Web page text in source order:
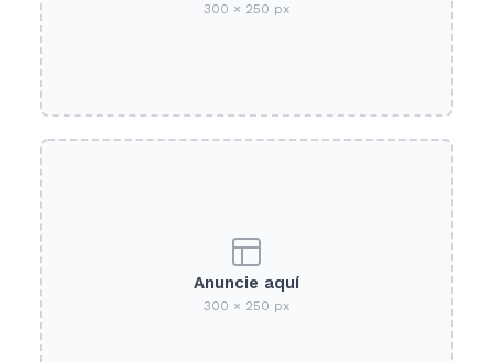
300 × 250 px
Anuncie aquí
300 × 250 px